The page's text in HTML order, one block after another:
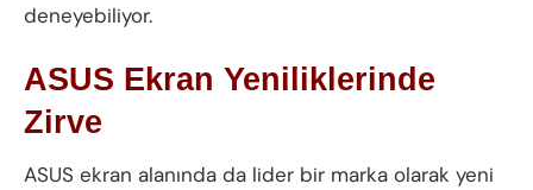
deneyebiliyor.
ASUS Ekran Yeniliklerinde
Zirve
ASUS ekran alanında da lider bir marka olarak yeni